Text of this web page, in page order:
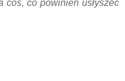
coś, co powinien usłyszeć